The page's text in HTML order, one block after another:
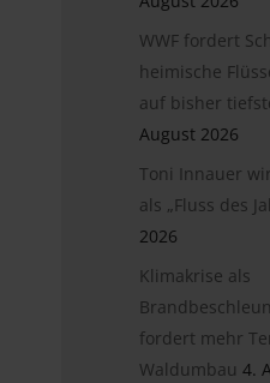
WWF fordert
heimische
auf bisher
August 2026
Toni Innauer
als „Fluss des
2026
Klimakrise als
fordert mehr
Waldumbau 4.